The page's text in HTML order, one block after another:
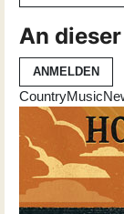
An
ANMELDEN